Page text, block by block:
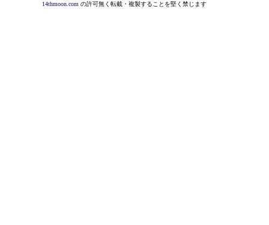
14thmoon.com の許可無く転載・複製することを堅く禁じます